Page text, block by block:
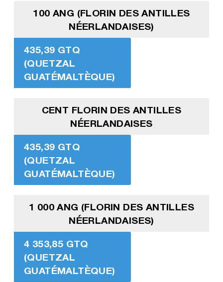
100 ANG (FLORIN DES ANTILLES
NÉERLANDAISES)
435,39 GTQ
(QUETZAL
GUATÉMALTÈQUE)
CENT FLORIN DES ANTILLES
NÉERLANDAISES
435,39 GTQ
(QUETZAL
GUATÉMALTÈQUE)
1 000 ANG (FLORIN DES ANTILLES
NÉERLANDAISES)
4 353,85 GTQ
(QUETZAL
GUATÉMALTÈQUE)